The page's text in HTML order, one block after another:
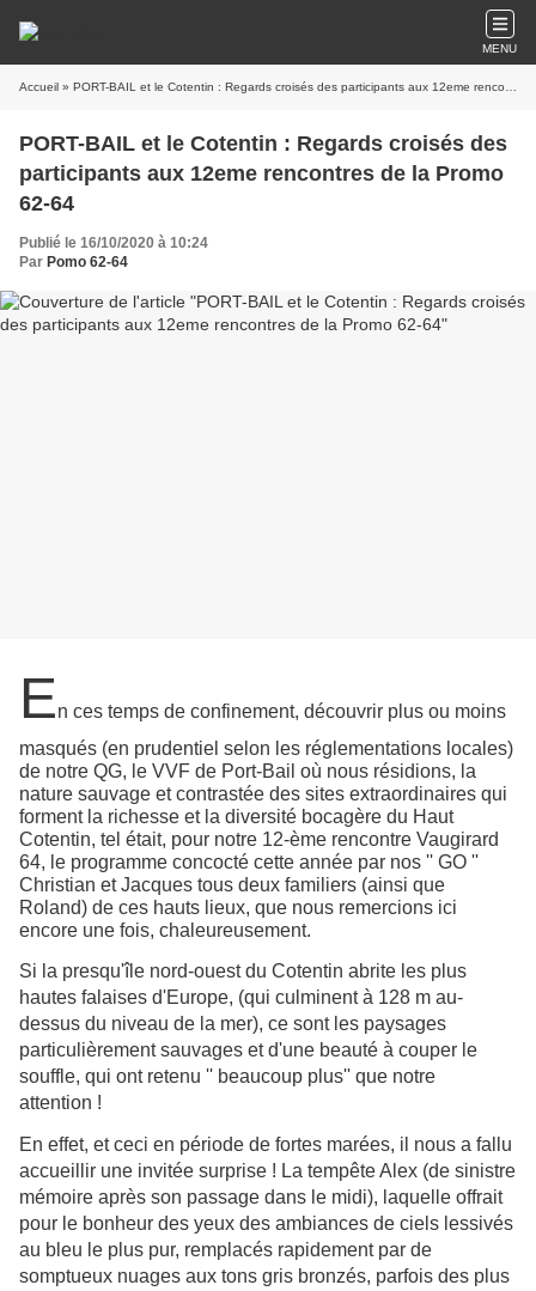
MENU
Accueil » PORT-BAIL et le Cotentin : Regards croisés des participants aux 12eme rencontres de la Promo 62-64
PORT-BAIL et le Cotentin : Regards croisés des
participants aux 12eme rencontres de la Promo
62-64
Publié le 16/10/2020 à 10:24
Par Pomo 62-64
En ces temps de confinement, découvrir plus ou moins
masqués (en prudentiel selon les réglementations locales)
de notre QG, le VVF de Port-Bail où nous résidions, la
nature sauvage et contrastée des sites extraordinaires qui
forment la richesse et la diversité bocagère du Haut
Cotentin, tel était, pour notre 12-ème rencontre Vaugirard
64, le programme concocté cette année par nos '' GO ''
Christian et Jacques tous deux familiers (ainsi que
Roland) de ces hauts lieux, que nous remercions ici
encore une fois, chaleureusement.
Si la presqu'île nord-ouest du Cotentin abrite les plus
hautes falaises d'Europe, (qui culminent à 128 m au-
dessus du niveau de la mer), ce sont les paysages
particulièrement sauvages et d'une beauté à couper le
souffle, qui ont retenu '' beaucoup plus'' que notre
attention !
En effet, et ceci en période de fortes marées, il nous a fallu
accueillir une invitée surprise ! La tempête Alex (de sinistre
mémoire après son passage dans le midi), laquelle offrait
pour le bonheur des yeux des ambiances de ciels lessivés
au bleu le plus pur, remplacés rapidement par de
somptueux nuages aux tons gris bronzés, parfois des plus